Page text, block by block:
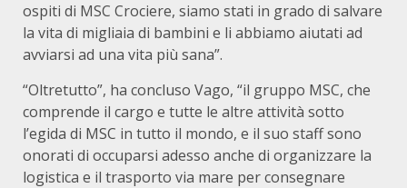
ospiti di MSC Crociere, siamo stati in grado di salvare
la vita di migliaia di bambini e li abbiamo aiutati ad
avviarsi ad una vita più sana”.
“Oltretutto”, ha concluso Vago, “il gruppo MSC, che
comprende il cargo e tutte le altre attività sotto
l’egida di MSC in tutto il mondo, e il suo staff sono
onorati di occuparsi adesso anche di organizzare la
logistica e il trasporto via mare per consegnare